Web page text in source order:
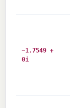
−1.7549 +
0i